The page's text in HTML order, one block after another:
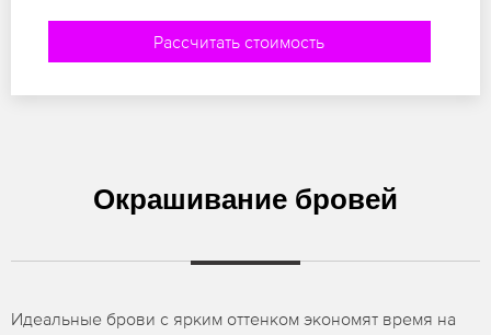
Рассчитать стоимость
Окрашивание бровей
Идеальные брови с ярким оттенком экономят время на